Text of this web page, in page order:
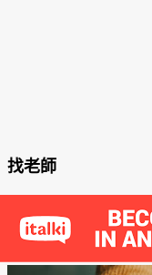
表
找老師